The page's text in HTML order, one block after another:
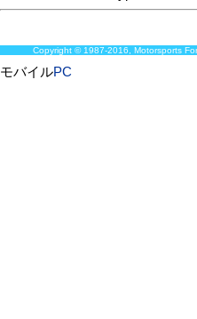
Copyright © 1987-2016, Motorsports
モバイルPC